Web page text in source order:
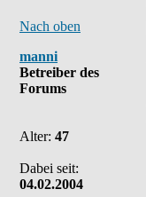
Nach oben
manni
Betreiber des
Forums
Alter: 47
Dabei seit:
04.02.2004